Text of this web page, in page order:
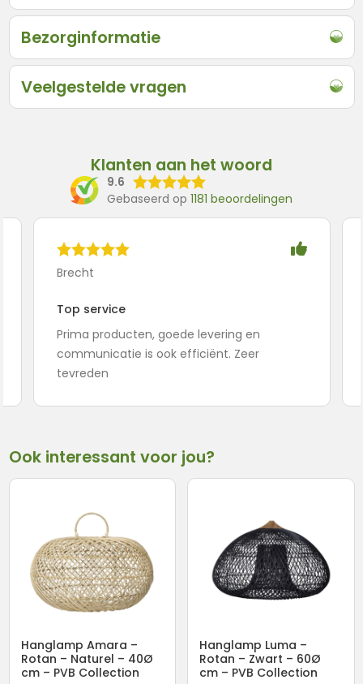
Bezorginformatie
Veelgestelde vragen
Klanten aan het woord
9.6
Gebaseerd op 1181 beoordelingen
Brecht
Top service
Prima producten, goede levering en
communicatie is ook efficiënt. Zeer
tevreden
Ook interessant voor jou?
Hanglamp Amara –
Rotan – Naturel – 40Ø
cm – PVB Collection
Hanglamp Luma –
Rotan – Zwart – 60Ø
cm – PVB Collection